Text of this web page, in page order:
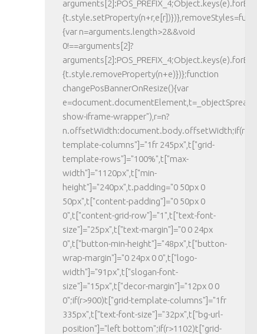
{var n=arguments.length>2&&void
0!==arguments[2]?
{t.style.removeProperty(n+e)})};function
changePosBannerOnResize(){var
show-iframe-wrapper"),r=n?
template-columns"]="1fr 245px",t["grid-
template-rows"]="100%",t["max-
width"]="1120px",t["min-
height"]="240px",t.padding="0 50px 0
50px",t["content-padding"]="0 50px 0
0",t["content-grid-row"]="1",t["text-font-
size"]="25px",t["text-margin"]="0 0 24px
0",t["button-min-height"]="48px",t["button-
wrap-margin"]="0 24px 0 0",t["logo-
width"]="91px",t["slogan-font-
size"]="15px",t["decor-margin"]="12px 0 0
0";if(r>900)t["grid-template-columns"]="1fr
335px",t["text-font-size"]="32px",t["bg-url-
position"]="left bottom";if(r>1102)t["grid-